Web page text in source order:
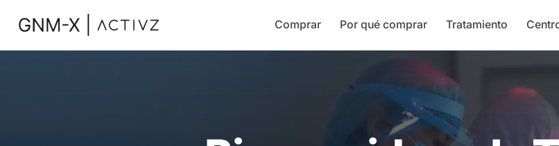
Comprar Por qué comprar Tratamiento